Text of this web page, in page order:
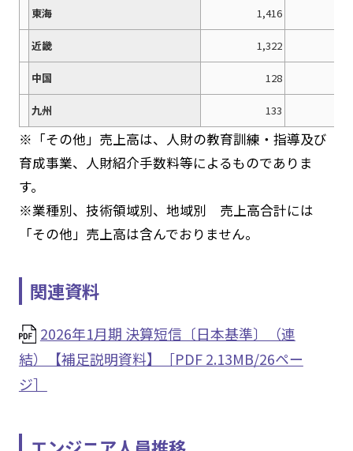
東海 1,416
近畿 1,322
中国 128
九州 133
※「その他」売上高は、人財の教育訓練・指導及び
育成事業、人財紹介手数料等によるものでありま
す。
※業種別、技術領域別、地域別 売上高合計には
「その他」売上高は含んでおりません。
関連資料
2026年1月期 決算短信〔日本基準〕（連
結）【補足説明資料】［PDF 2.13MB/26ペー
ジ］